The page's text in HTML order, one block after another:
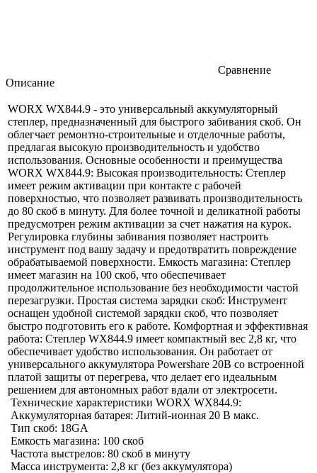
Сравнение
Описание
WORX WX844.9 - это универсальный аккумуляторный
степлер, предназначенный для быстрого забивания скоб. Он
облегчает ремонтно-строительные и отделочные работы,
предлагая высокую производительность и удобство
использования. Основные особенности и преимущества
WORX WX844.9: Высокая производительность: Степлер
имеет режим активации при контакте с рабочей
поверхностью, что позволяет развивать производительность
до 80 скоб в минуту. Для более точной и деликатной работы
предусмотрен режим активации за счет нажатия на курок.
Регулировка глубины забивания позволяет настроить
инструмент под вашу задачу и предотвратить повреждение
обрабатываемой поверхности. Емкость магазина: Степлер
имеет магазин на 100 скоб, что обеспечивает
продолжительное использование без необходимости частой
перезагрузки. Простая система зарядки скоб: Инструмент
оснащен удобной системой зарядки скоб, что позволяет
быстро подготовить его к работе. Комфортная и эффективная
работа: Степлер WX844.9 имеет компактный вес 2,8 кг, что
обеспечивает удобство использования. Он работает от
универсального аккумулятора Powershare 20В со встроенной
платой защиты от перегрева, что делает его идеальным
решением для автономных работ вдали от электросети.
Технические характеристики WORX WX844.9:
Аккумуляторная батарея: Литий-ионная 20 В макс.
Тип скоб: 18GA
Емкость магазина: 100 скоб
Частота выстрелов: 80 скоб в минуту
Масса инструмента: 2,8 кг (без аккумулятора)